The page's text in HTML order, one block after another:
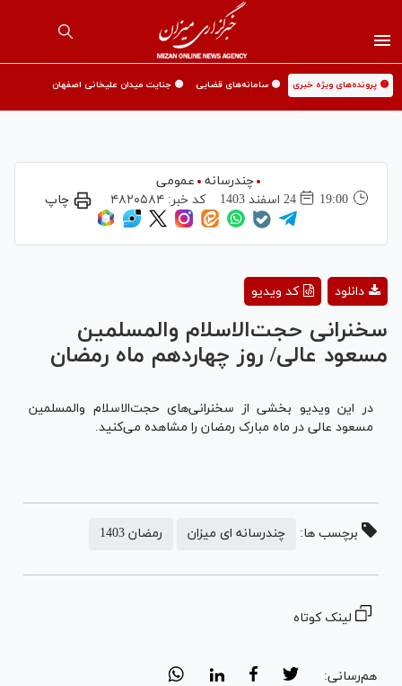
🟡 پرونده‌های ویژه خبری 🟡 سامانه‌های قضایی 🟡 جنایت میدان علیخانی اصفهان
چندرسانه
عمومی
19:00
24 اسفند 1403 کد خبر: ۴۸۲۰۵۸۴ چاپ
Video
کد ویدیو دانلود
سخنرانی حجت‌الاسلام والمسلمین
مسعود عالی/ روز چهاردهم ماه رمضان
در این ویدیو بخشی از سخنرانی‌های حجت‌الاسلام والمسلمین
مسعود عالی در ماه مبارک رمضان را مشاهده می‌کنید.
برچسب ها: چندرسانه ای میزان رمضان 1403
لینک کوتاه
هم‌رسانی: